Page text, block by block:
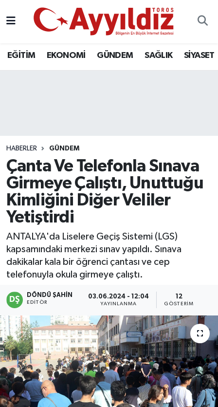
EĞİTİM EKONOMİ GÜNDEM SAĞLIK SİYASET
HABERLER GÜNDEM
Çanta Ve Telefonla Sınava
Girmeye Çalıştı, Unuttuğu
Kimliğini Diğer Veliler
Yetiştirdi
ANTALYA'da Liselere Geçiş Sistemi (LGS)
kapsamındaki merkezi sınav yapıldı. Sınava
dakikalar kala bir öğrenci çantası ve cep
telefonuyla okula girmeye çalıştı.
DÖNDÜ ŞAHİN
EDITÖR
03.06.2024 - 12:04
YAYINLANMA
12
GÖSTERIM